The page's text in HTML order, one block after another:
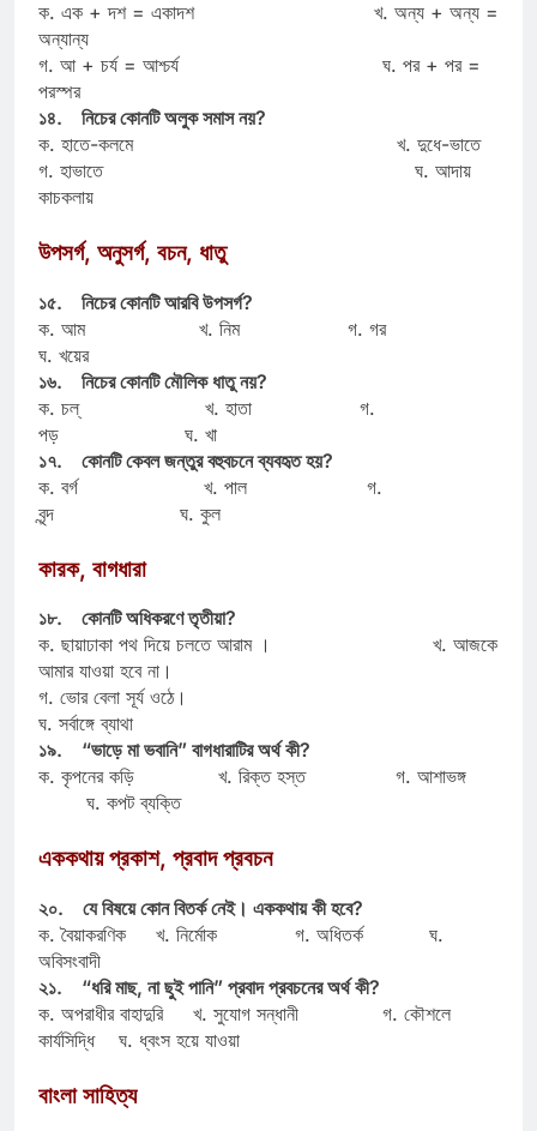
ক. এক + দশ = একাদশ খ. অন্য + অন্য =
অন্যান্য
গ. আ + চর্য = আশ্চর্য ঘ. পর + পর =
পরস্পর
১৪. নিচের কোনটি অলুক সমাস নয়?
ক. হাতে-কলমে খ. দুধে-ভাতে
গ. হাভাতে ঘ. আদায়
কাচকলায়
উপসর্গ, অনুসর্গ, বচন, ধাতু
১৫. নিচের কোনটি আরবি উপসর্গ?
ক. আম খ. নিম গ. গর
ঘ. খয়ের
১৬. নিচের কোনটি মৌলিক ধাতু নয়?
ক. চল্ খ. হাতা গ.
পড় ঘ. খা
১৭. কোনটি কেবল জন্তুর বহুবচনে ব্যবহৃত হয়?
ক. বর্গ খ. পাল গ.
বৃন্দ ঘ. কুল
কারক, বাগধারা
১৮. কোনটি অধিকরণে তৃতীয়া?
ক. ছায়াঢাকা পথ দিয়ে চলতে আরাম । খ. আজকে
আমার যাওয়া হবে না।
গ. ভোর বেলা সূর্য ওঠে।
ঘ. সর্বাঙ্গে ব্যাথা
১৯. “ভাড়ে মা ভবানি” বাগধারাটির অর্থ কী?
ক. কৃপনের কড়ি খ. রিক্ত হস্ত গ. আশাভঙ্গ
ঘ. কপট ব্যক্তি
এককথায় প্রকাশ, প্রবাদ প্রবচন
২০. যে বিষয়ে কোন বিতর্ক নেই। এককথায় কী হবে?
ক. বৈয়াকরণিক খ. নির্মোক গ. অধিতর্ক ঘ.
অবিসংবাদী
২১. “ধরি মাছ, না ছুই পানি” প্রবাদ প্রবচনের অর্থ কী?
ক. অপরাধীর বাহাদুরি খ. সুযোগ সন্ধানী গ. কৌশলে
কার্যসিদ্ধি ঘ. ধ্বংস হয়ে যাওয়া
বাংলা সাহিত্য